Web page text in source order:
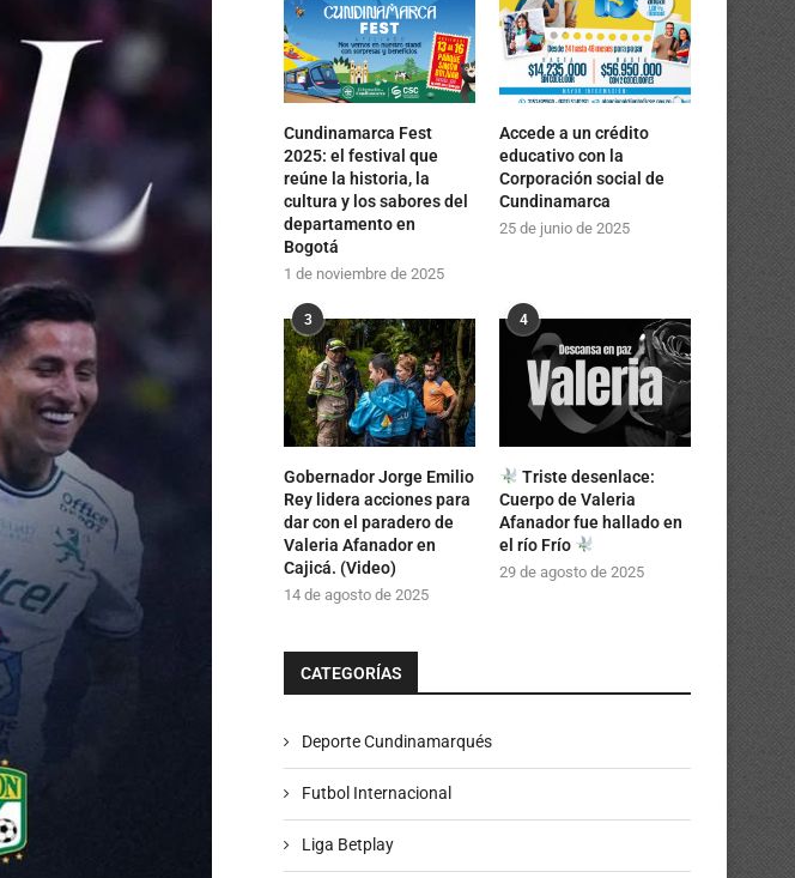
Cundinamarca Fest
2025: el festival que
reúne la historia, la
cultura y los sabores del
departamento en
Bogotá
1 de noviembre de 2025
Accede a un crédito
educativo con la
Corporación social de
Cundinamarca
25 de junio de 2025
3
Gobernador Jorge Emilio
Rey lidera acciones para
dar con el paradero de
Valeria Afanador en
Cajicá. (Video)
14 de agosto de 2025
4
Triste desenlace:
Cuerpo de Valeria
Afanador fue hallado en
el río Frío
29 de agosto de 2025
CATEGORÍAS
Deporte Cundinamarqués
Futbol Internacional
Liga Betplay